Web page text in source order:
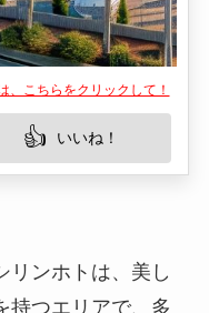
リンホトは、美し
持つエリアで、多
んなシリンホトで
なベッケイマツ
して知られてい